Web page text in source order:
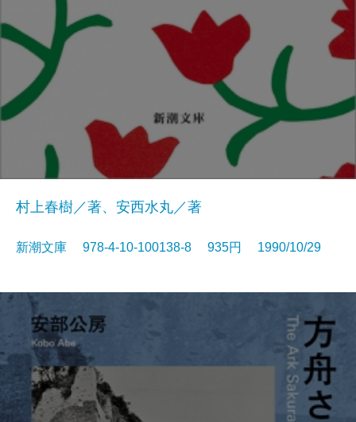
村上春樹／著、安西水丸／著
新潮文庫 978-4-10-100138-8 935円 1990/10/29